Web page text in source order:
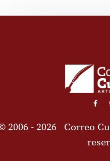
2006 - 2026 Correo